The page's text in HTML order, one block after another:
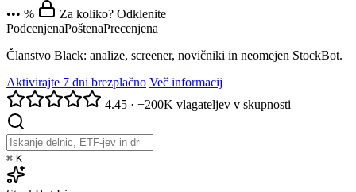
••• %
Za koliko? Odklenite
PodcenjenaPoštenaPrecenjena
Članstvo Black: analize, screener, novičniki in neomejen StockBot.
Aktivirajte 7 dni brezplačno Več informacij
4.45 · +200K vlagateljev v skupnosti
⌘ K